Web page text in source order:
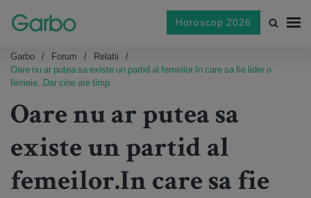
Horoscop 2026
Garbo Forum
Relatii
Oare nu ar putea sa existe un partid al femeilor.In care sa fie lider o
femeie..Dar cine are timp
Oare nu ar putea sa
existe un partid al
femeilor.In care sa fie